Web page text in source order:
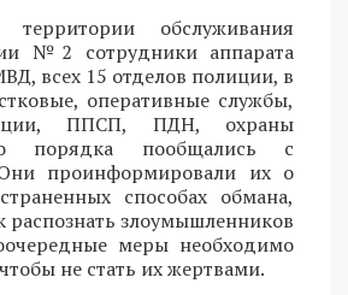
обслуживания
№2 сотрудники аппарата
всех 15 отделов полиции, в
оперативные службы,
ППСП, ПДН, охраны
порядка пообщались с
проинформировали их о
способах обмана,
распознать злоумышленников
меры необходимо
не стать их жертвами.